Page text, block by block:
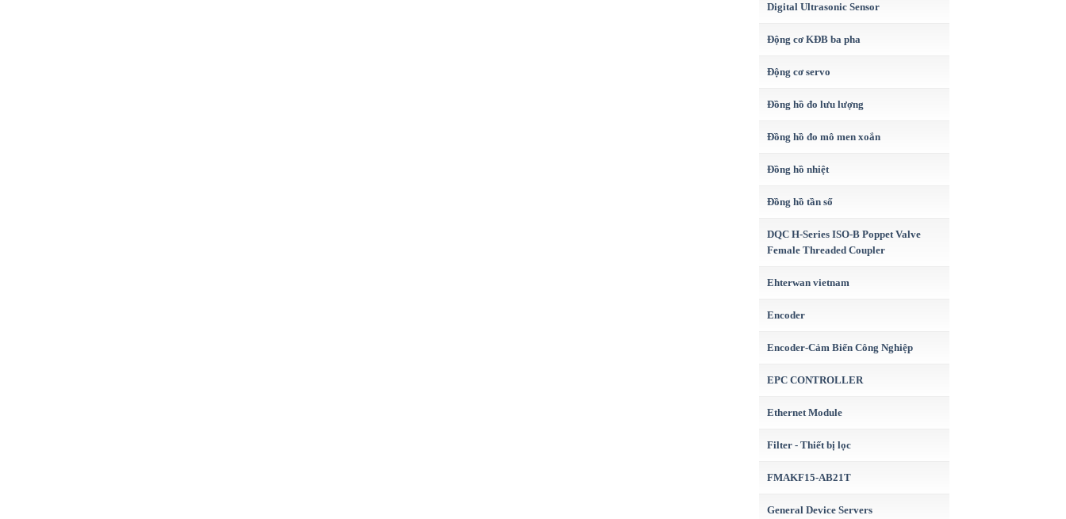
Digital Ultrasonic Sensor
Động cơ KĐB ba pha
Động cơ servo
Đồng hồ đo lưu lượng
Đồng hồ đo mô men xoắn
Đồng hồ nhiệt
Đồng hồ tần số
DQC H-Series ISO-B Poppet Valve
Female Threaded Coupler
Ehterwan vietnam
Encoder
Encoder-Cảm Biến Công Nghiệp
EPC CONTROLLER
Ethernet Module
Filter - Thiết bị lọc
FMAKF15-AB21T
General Device Servers